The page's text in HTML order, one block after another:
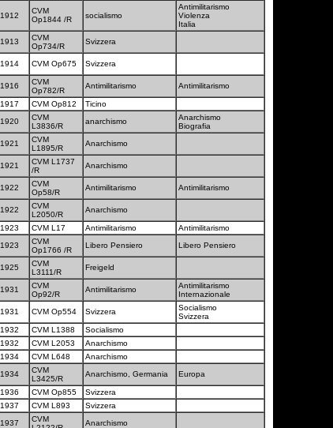
1912
CVM
Op1844 /R
socialismo
Antimilitarismo
Violenza
Italia
1913
CVM
Op734/R
Svizzera
1914 CVM Op675 Svizzera
1916
CVM
Op782/R
Antimilitarismo Antimilitarismo
1917 CVM Op812
Ticino
1920
CVM
L3836/R
anarchismo
Anarchismo
Biografia
1921
CVM
L1895/R
Anarchismo
1921
CVM L1737
/R
Anarchismo
1922
CVM
Op58/R
Antimilitarismo Antimilitarismo
1922
CVM
L2050/R
Anarchismo
1923 CVM L17 Antimilitarismo
Antimilitarismo
1923
CVM
Op1766 /R
Libero Pensiero Libero Pensiero
1925
CVM
L3111/R
Freigeld
1931
CVM
Op92/R
Antimilitarismo
Antimilitarismo
Internazionale
1931 CVM Op554 Svizzera
Socialismo
Svizzera
1932 CVM L1388
Socialismo
1932 CVM L2053
Anarchismo
1934 CVM L648
Anarchismo
1934
CVM
L3425/R
Anarchismo, Germania Europa
1936 CVM Op855
Svizzera
1937 CVM L893
Svizzera
1937
CVM
Anarchismo